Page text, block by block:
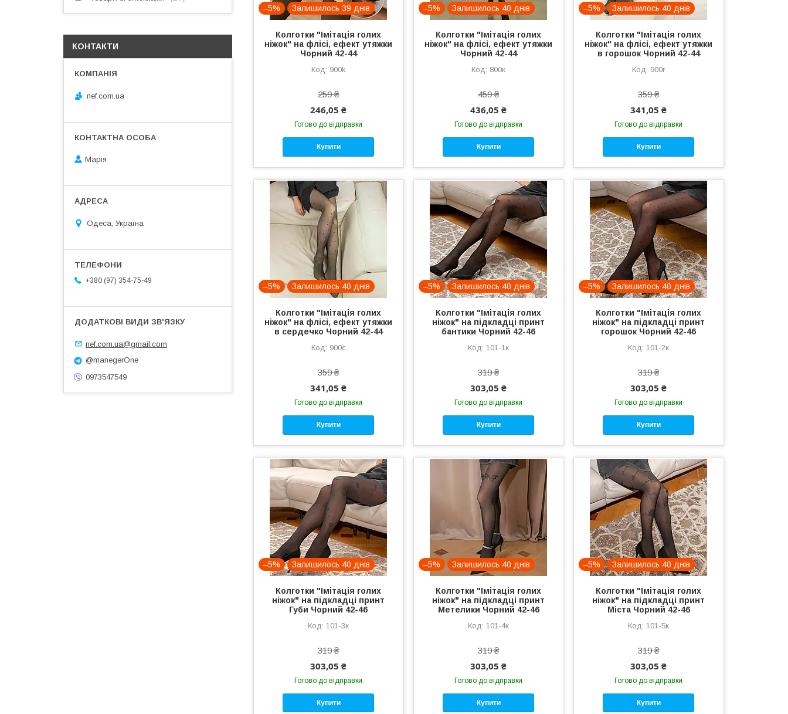
–5% Залишилось 39 днів
Колготки "Імітація голих
ніжок" на флісі, ефект утяжки
Чорний 42-44
900k
259 ₴
246,05 ₴
Готово до відправки
Купити
–5% Залишилось 40 днів
Колготки "Імітація голих
ніжок" на флісі, ефект утяжки
Чорний 42-44
800к
459 ₴
436,05 ₴
Готово до відправки
Купити
–5% Залишилось 40 днів
Колготки "Імітація голих
ніжок" на флісі, ефект утяжки
в горошок Чорний 42-44
900г
359 ₴
341,05 ₴
Готово до відправки
Купити
–5% Залишилось 40 днів
Колготки "Імітація голих
ніжок" на флісі, ефект утяжки
в сердечко Чорний 42-44
900с
359 ₴
341,05 ₴
Готово до відправки
Купити
–5% Залишилось 40 днів
Колготки "Імітація голих
ніжок" на підкладці принт
бантики Чорний 42-46
101-1к
319 ₴
303,05 ₴
Готово до відправки
Купити
–5% Залишилось 40 днів
Колготки "Імітація голих
ніжок" на підкладці принт
горошок Чорний 42-46
101-2к
319 ₴
303,05 ₴
Готово до відправки
Купити
–5% Залишилось 40 днів
Колготки "Імітація голих
ніжок" на підкладці принт
Губи Чорний 42-46
101-3к
319 ₴
303,05 ₴
Готово до відправки
Купити
–5% Залишилось 40 днів
Колготки "Імітація голих
ніжок" на підкладці принт
Метелики Чорний 42-46
101-4к
319 ₴
303,05 ₴
Готово до відправки
Купити
–5% Залишилось 40 днів
Колготки "Імітація голих
ніжок" на підкладці принт
Міста Чорний 42-46
101-5к
319 ₴
303,05 ₴
Готово до відправки
Купити
КОНТАКТИ
nef.com.ua
Марія
Одеса, Україна
+380 (97) 354-75-49
nef.com.ua@gmail.com
@manegerOne
0973547549